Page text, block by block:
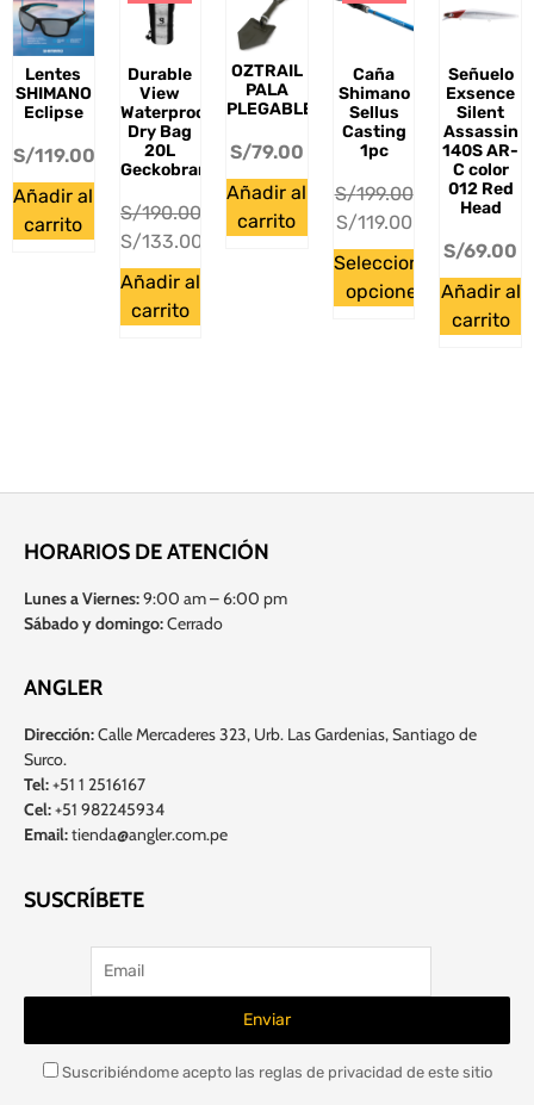
Lentes
SHIMANO
Eclipse
S/119.00
Añadir al
carrito
Durable
View
Waterproof
Dry Bag
20L
Geckobrands
S/190.00
S/133.00
Añadir al
carrito
OZTRAIL
PALA
PLEGABLE
S/79.00
Añadir al
carrito
Caña
Shimano
Sellus
Casting
1pc
S/199.00
S/119.00
Seleccionar
opciones
Señuelo
Exsence
Silent
Assassin
140S AR-
C color
012 Red
Head
S/69.00
Añadir al
carrito
HORARIOS DE ATENCIÓN
Lunes a Viernes:9:00 am – 6:00 pm
Sábado y domingo:Cerrado
ANGLER
Dirección:Calle Mercaderes 323, Urb. Las Gardenias, Santiago de
Surco.
Tel:+51 1 2516167
Cel:+51 982245934
Email:tienda@angler.com.pe
SUSCRÍBETE
Suscribiéndome acepto las reglas de privacidad de este sitio